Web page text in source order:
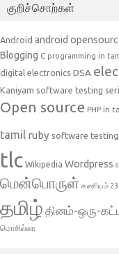
குறிச்சொற்கள்
Android android
Blogging C programming in
digital electronics DSA
Kaniyam software testing
Open source PHP in
tamil ruby software
tlc Wikipedia Wordpress
மென்பொருள் கணியம் 23
தமிழ் தினம்-ஒரு-
மொசில்லா